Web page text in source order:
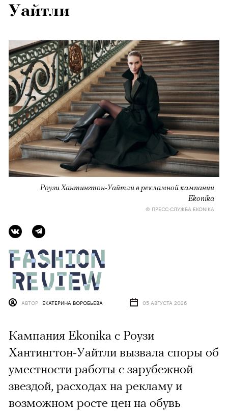
Уайтли
Роузи Хантингтон-Уайтли в рекламной кампании
Ekonika
© ПРЕСС-СЛУЖБА EKONIKA
АВТОР ЕКАТЕРИНА ВОРОБЬЕВА 05 АВГУСТА 2026
Кампания Ekonika с Роузи
Хантингтон-Уайтли вызвала споры об
уместности работы с зарубежной
звездой, расходах на рекламу и
возможном росте цен на обувь